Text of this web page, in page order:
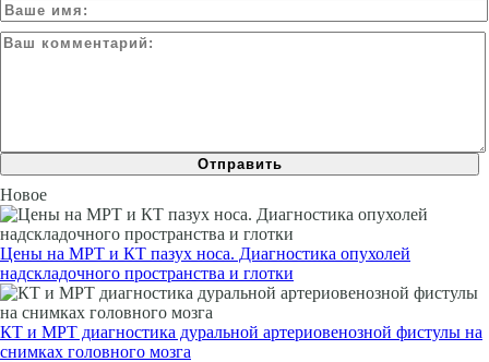
Новое
Цены на МРТ и КТ пазух носа. Диагностика опухолей
надскладочного пространства и глотки
КТ и МРТ диагностика дуральной артериовенозной фистулы на
снимках головного мозга